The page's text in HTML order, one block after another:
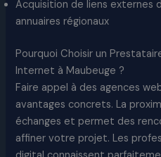
Acquisition de liens externes
annuaires régionaux
Pourquoi Choisir un
Internet à Maubeuge ?
Faire appel à des agences
avantages concrets. La
échanges et permet des
affiner votre projet. Les